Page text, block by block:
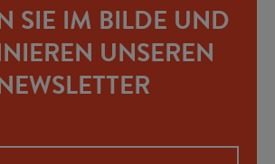
SIE IM BILDE UND
UNSEREN